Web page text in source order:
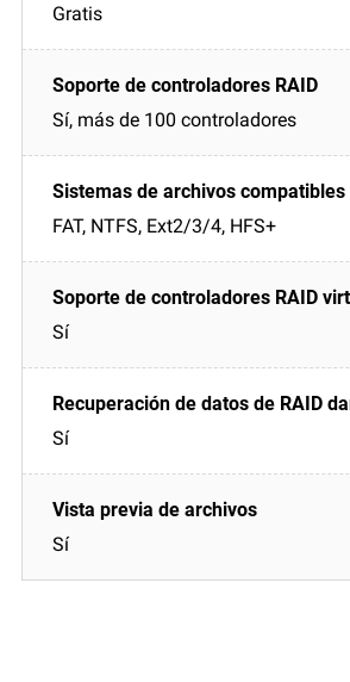
Gratis
Sí, más de 100 controladores
FAT, NTFS, Ext2/3/4, HFS+
Sí
Sí
Sí